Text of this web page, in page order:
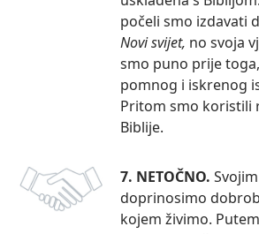
počeli smo izdavati
Novi svijet, no svoja
smo puno prije
pomnog i iskrenog
Pritom smo koristili
Biblije.
7. NETOČNO.
doprinosimo
kojem živimo.